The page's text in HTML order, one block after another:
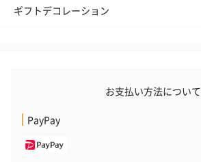
ギフトデコレーション
お支払い方法について
PayPay